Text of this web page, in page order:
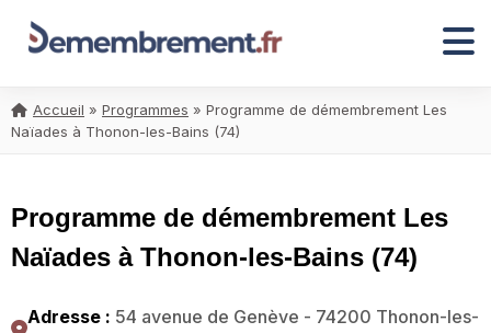
Accueil » Programmes » Programme de démembrement Les
Naïades à Thonon-les-Bains (74)
Programme de démembrement Les
Naïades à Thonon-les-Bains (74)
Adresse : 54 avenue de Genève - 74200 Thonon-les-